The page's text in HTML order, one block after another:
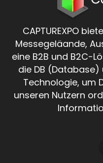
CAPTUREXPO
Messegeläande,
eine B2B und B2C-
die DB (Database)
Technologie, um
unseren Nutzern